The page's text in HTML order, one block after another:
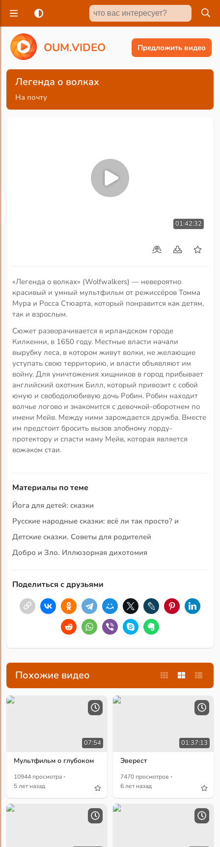
OUM.VIDEO Предложить видео
Легенда о волках
На почту
01:42:32
«Легенда о волках» (Wolfwalkers) — невероятно
красивый и умный мультфильм от режиссёров Томма
Мура и Росса Стюарта, который понравится как детям,
так и взрослым.
Сюжет разворачивается в ирландском городе
Килкенни, в 1650 году. Местные власти начали
вырубку леса, в котором живут волки, не желающие
уступать свою территорию, и власти объявляют им
войну. Для уничтожения хищников в город прибывает
английский охотник Билл, который привозит с собой
юную и свободолюбивую дочь Робин. Робин находит
волчье логово и знакомится с девочкой-оборотнем по
имени Мейв. Между ними зарождается дружба. Вместе
им предстоит бросить вызов злобному лорду-
протектору и спасти маму Мейв, которая является
вожаком стаи.
Материалы по теме
Йога для детей: сказки
Русские народные сказки: всё ли так просто? и
Детские сказки. Советы для родителей
Добро и Зло. Иллюзорная дихотомия
Поделиться с друзьями
Похожие видео
07:54
Мультфильм о глубоком
10944 просмотра ·
5 лет назад
01:37:13
Эверест
7470 просмотров ·
6 лет назад